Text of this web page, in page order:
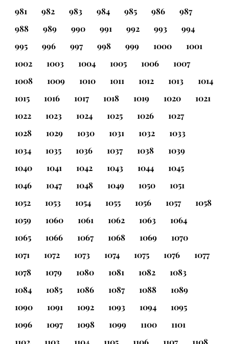
981
982 983 984 985 986
987
988
989 990 991 992 993
994
995
996 997 998 999 1000
1001
1002
1003 1004 1005 1006
1007
1008
1009 1010 1011 1012 1013
1014
1015
1016 1017 1018 1019 1020
1021
1022
1023 1024 1025 1026
1027
1028
1029 1030 1031 1032
1033
1034
1035 1036 1037 1038
1039
1040
1041 1042 1043 1044
1045
1046
1047 1048 1049 1050
1051
1052
1053 1054 1055 1056 1057
1058
1059
1060 1061 1062 1063
1064
1065
1066 1067 1068 1069
1070
1071
1072 1073 1074 1075 1076
1077
1078
1079 1080 1081 1082
1083
1084
1085 1086 1087 1088
1089
1090
1091 1092 1093 1094
1095
1096
1097 1098 1099 1100
1101